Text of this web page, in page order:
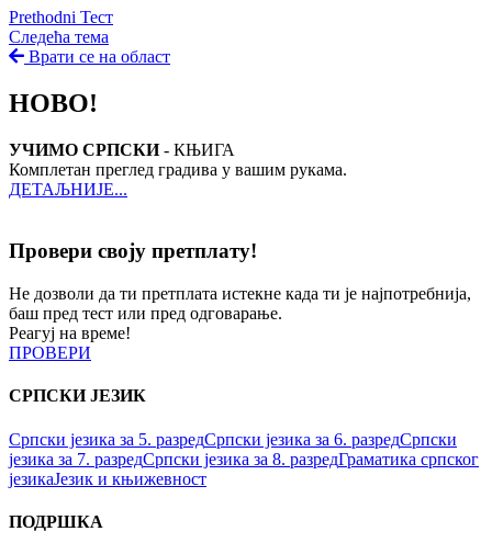
Prethodni Тест
Следећа тема
Врати се на област
НОВО!
УЧИМО СРПСКИ- КЊИГА
Комплетан преглед градива у вашим рукама.
ДЕТАЉНИЈЕ...
Провери своју претплату!
Не дозволи да ти претплата истекне када ти је најпотребнија,
баш пред тест или пред одговарање.
Реагуј на време!
ПРОВЕРИ
СРПСКИ ЈЕЗИК
Српски језика за 5. разредСрпски језика за 6. разредСрпски
језика за 7. разредСрпски језика за 8. разредГраматика српског
језикаЈезик и књижевност
ПОДРШКА